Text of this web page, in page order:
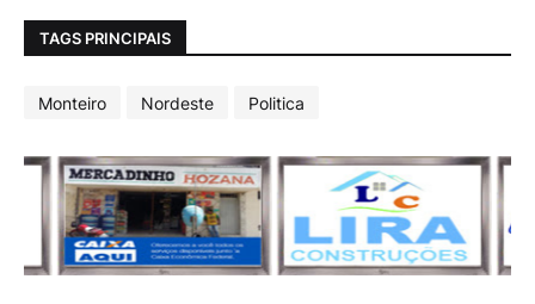
TAGS PRINCIPAIS
Monteiro Nordeste Politica